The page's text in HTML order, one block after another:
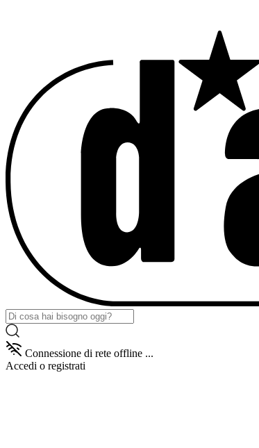
Connessione di rete offline ...
Accedi o registrati